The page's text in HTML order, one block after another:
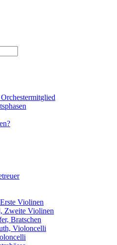
Violinen
Zweite Violinen
Bratschen
Violoncelli